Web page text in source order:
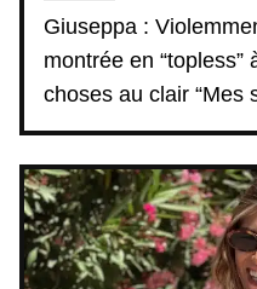
Giuseppa :
montrée en
choses au clair “Mes